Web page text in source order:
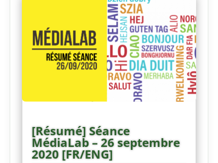
[Résumé] Séance
MédiaLab – 26 septembre
2020 [FR/ENG]